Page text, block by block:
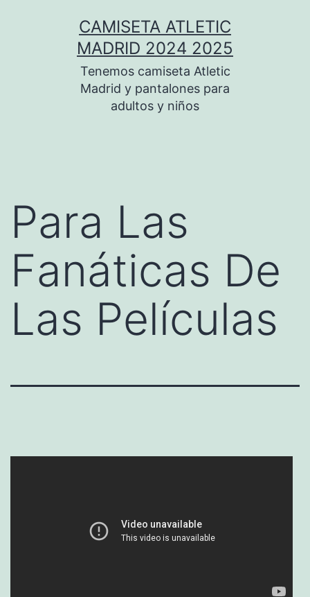
CAMISETA ATLETIC
MADRID 2024 2025
Tenemos camiseta Atletic
Madrid y pantalones para
adultos y niños
Para Las
Fanáticas De
Las Películas